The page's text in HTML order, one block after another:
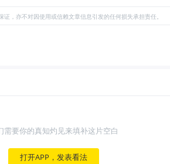
，亦不对因使用或信赖文章信息引发的任何损失承担责任。
需要你的真知灼见来填补这片空白
打开APP，发表看法